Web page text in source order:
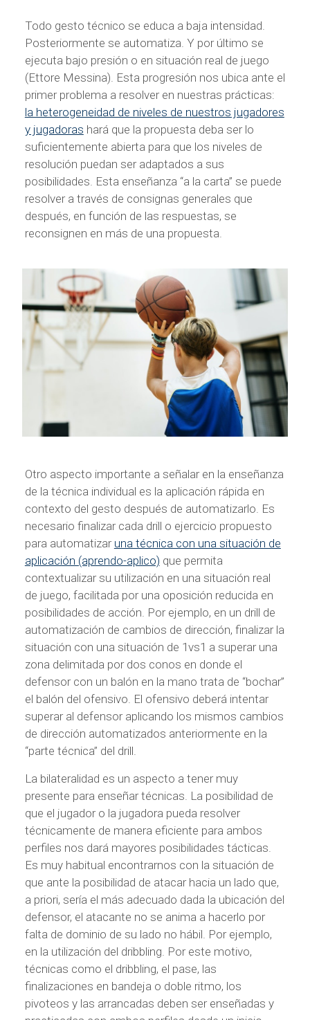
Todo gesto técnico se educa a baja intensidad.
Posteriormente se automatiza. Y por último se
ejecuta bajo presión o en situación real de juego
(Ettore Messina). Esta progresión nos ubica ante el
primer problema a resolver en nuestras prácticas:
la heterogeneidad de niveles de nuestros jugadores
y jugadoras hará que la propuesta deba ser lo
suficientemente abierta para que los niveles de
resolución puedan ser adaptados a sus
posibilidades. Esta enseñanza “a la carta” se puede
resolver a través de consignas generales que
después, en función de las respuestas, se
reconsignen en más de una propuesta.
Otro aspecto importante a señalar en la enseñanza
de la técnica individual es la aplicación rápida en
contexto del gesto después de automatizarlo. Es
necesario finalizar cada drill o ejercicio propuesto
para automatizar una técnica con una situación de
aplicación (aprendo-aplico) que permita
contextualizar su utilización en una situación real
de juego, facilitada por una oposición reducida en
posibilidades de acción. Por ejemplo, en un drill de
automatización de cambios de dirección, finalizar la
situación con una situación de 1vs1 a superar una
zona delimitada por dos conos en donde el
defensor con un balón en la mano trata de “bochar”
el balón del ofensivo. El ofensivo deberá intentar
superar al defensor aplicando los mismos cambios
de dirección automatizados anteriormente en la
“parte técnica” del drill.
La bilateralidad es un aspecto a tener muy
presente para enseñar técnicas. La posibilidad de
que el jugador o la jugadora pueda resolver
técnicamente de manera eficiente para ambos
perfiles nos dará mayores posibilidades tácticas.
Es muy habitual encontrarnos con la situación de
que ante la posibilidad de atacar hacia un lado que,
a priori, sería el más adecuado dada la ubicación del
defensor, el atacante no se anima a hacerlo por
falta de dominio de su lado no hábil. Por ejemplo,
en la utilización del dribbling. Por este motivo,
técnicas como el dribbling, el pase, las
finalizaciones en bandeja o doble ritmo, los
pivoteos y las arrancadas deben ser enseñadas y